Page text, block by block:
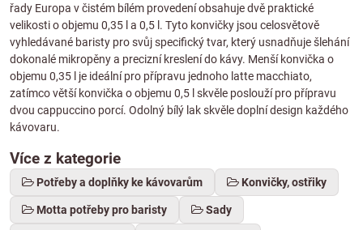
řady Europa v čistém bílém provedení obsahuje dvě praktické
velikosti o objemu 0,35 l a 0,5 l. Tyto konvičky jsou celosvětově
vyhledávané baristy pro svůj specifický tvar, který usnadňuje šlehání
dokonalé mikropěny a precizní kreslení do kávy. Menší konvička o
objemu 0,35 l je ideální pro přípravu jednoho latte macchiato,
zatímco větší konvička o objemu 0,5 l skvěle poslouží pro přípravu
dvou cappuccino porcí. Odolný bílý lak skvěle doplní design každého
kávovaru.
Více z kategorie
Potřeby a doplňky ke kávovarům Konvičky, ostřiky
Motta potřeby pro baristy Sady